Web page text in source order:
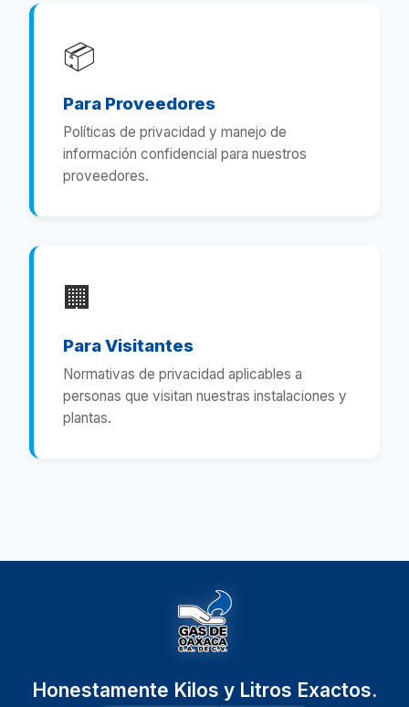
📦
Para Proveedores
Políticas de privacidad y manejo de
información confidencial para nuestros
proveedores.
🏢
Para Visitantes
Normativas de privacidad aplicables a
personas que visitan nuestras instalaciones y
plantas.
Honestamente Kilos y Litros Exactos.